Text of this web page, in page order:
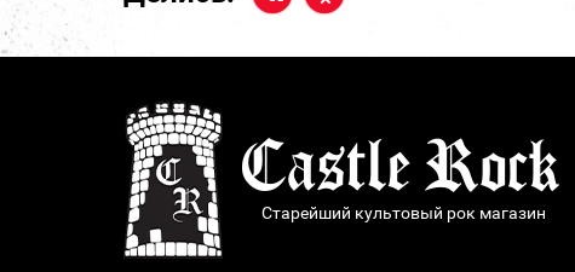
Старейший культовый рок магазин